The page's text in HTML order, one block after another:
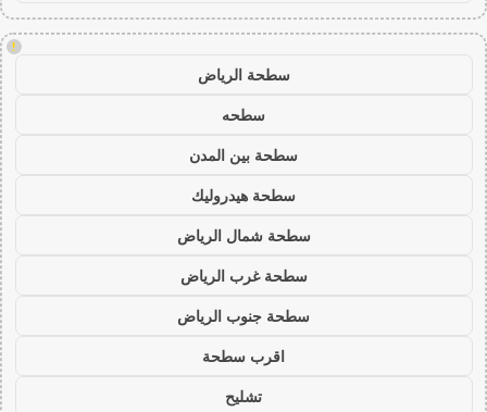
!
سطحة الرياض
سطحه
سطحة بين المدن
سطحة هيدروليك
سطحة شمال الرياض
سطحة غرب الرياض
سطحة جنوب الرياض
اقرب سطحة
تشليح